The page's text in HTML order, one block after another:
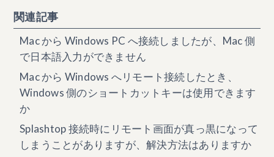
関連記事
Mac から Windows PC へ接続しましたが、Mac 側
で日本語入力ができません
Mac から Windows へリモート接続したとき、
Windows 側のショートカットキーは使用できます
か
Splashtop 接続時にリモート画面が真っ黒になって
しまうことがありますが、解決方法はありますか